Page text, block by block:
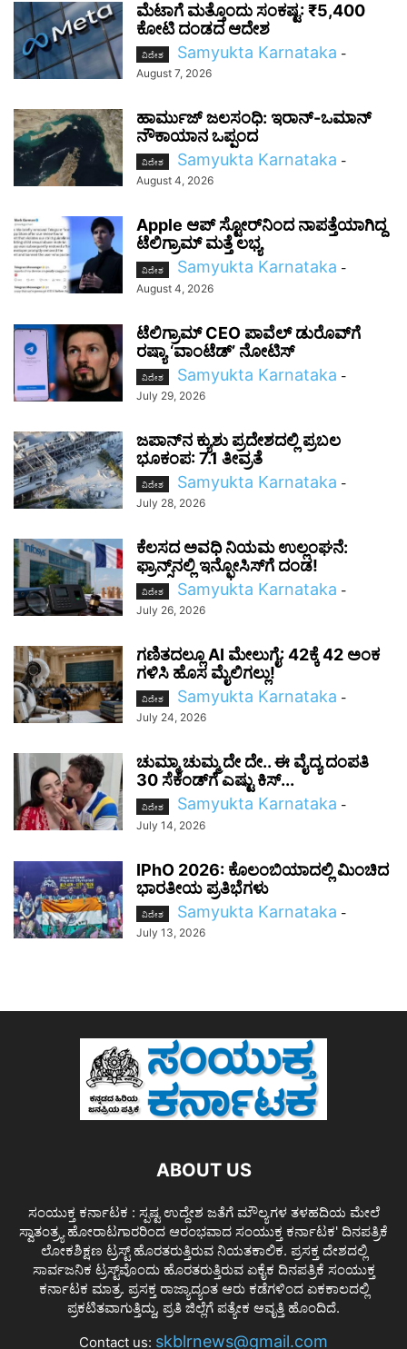
ಮೆಟಾಗೆ ಮತ್ತೊಂದು ಸಂಕಷ್ಟ: ₹5,400
ಕೋಟಿ ದಂಡದ ಆದೇಶ
ವಿದೇಶ Samyukta Karnataka -
August 7, 2026
ಹಾರ್ಮುಜ್ ಜಲಸಂಧಿ: ಇರಾನ್-ಒಮಾನ್
ನೌಕಾಯಾನ ಒಪ್ಪಂದ
ವಿದೇಶ Samyukta Karnataka -
August 4, 2026
Apple ಆಪ್ ಸ್ಟೋರ್‌ನಿಂದ ನಾಪತ್ತೆಯಾಗಿದ್ದ
ಟೆಲಿಗ್ರಾಮ್ ಮತ್ತೆ ಲಭ್ಯ
ವಿದೇಶ Samyukta Karnataka -
August 4, 2026
ಟೆಲಿಗ್ರಾಮ್ CEO ಪಾವೆಲ್ ಡುರೊವ್‌ಗೆ
ರಷ್ಯಾ ‘ವಾಂಟೆಡ್’ ನೋಟಿಸ್
ವಿದೇಶ Samyukta Karnataka -
July 29, 2026
ಜಪಾನ್‌ನ ಕ್ಯುಶು ಪ್ರದೇಶದಲ್ಲಿ ಪ್ರಬಲ
ಭೂಕಂಪ: 7.1 ತೀವ್ರತೆ
ವಿದೇಶ Samyukta Karnataka -
July 28, 2026
ಕೆಲಸದ ಅವಧಿ ನಿಯಮ ಉಲ್ಲಂಘನೆ:
ಫ್ರಾನ್ಸ್‌ನಲ್ಲಿ ಇನ್ಫೋಸಿಸ್‌ಗೆ ದಂಡ!
ವಿದೇಶ Samyukta Karnataka -
July 26, 2026
ಗಣಿತದಲ್ಲೂ AI ಮೇಲುಗೈ: 42ಕ್ಕೆ 42 ಅಂಕ
ಗಳಿಸಿ ಹೊಸ ಮೈಲಿಗಲ್ಲು!
ವಿದೇಶ Samyukta Karnataka -
July 24, 2026
ಚುಮ್ಮಾ ಚುಮ್ಮ ದೇ ದೇ.. ಈ ವೈದ್ಯ ದಂಪತಿ
30 ಸೆಕೆಂಡ್‌ಗೆ ಎಷ್ಟು ಕಿಸ್...
ವಿದೇಶ Samyukta Karnataka -
July 14, 2026
IPhO 2026: ಕೊಲಂಬಿಯಾದಲ್ಲಿ ಮಿಂಚಿದ
ಭಾರತೀಯ ಪ್ರತಿಭೆಗಳು
ವಿದೇಶ Samyukta Karnataka -
July 13, 2026
ABOUT US
ಸಂಯುಕ್ತ ಕರ್ನಾಟಕ : ಸ್ಪಷ್ಟ ಉದ್ದೇಶ ಜತೆಗೆ ಮೌಲ್ಯಗಳ ತಳಹದಿಯ ಮೇಲೆ
ಸ್ವಾತಂತ್ರ್ಯ ಹೋರಾಟಗಾರರಿಂದ ಆರಂಭವಾದ ಸಂಯುಕ್ತ ಕರ್ನಾಟಕ' ದಿನಪತ್ರಿಕೆ
ಲೋಕಶಿಕ್ಷಣ ಟ್ರಸ್ಟ್ ಹೊರತರುತ್ತಿರುವ ನಿಯತಕಾಲಿಕ. ಪ್ರಸಕ್ತ ದೇಶದಲ್ಲಿ
ಸಾರ್ವಜನಿಕ ಟ್ರಸ್ಟ್‌ವೊಂದು ಹೊರತರುತ್ತಿರುವ ಏಕೈಕ ದಿನಪತ್ರಿಕೆ ಸಂಯುಕ್ತ
ಕರ್ನಾಟಕ ಮಾತ್ರ. ಪ್ರಸಕ್ತ ರಾಜ್ಯಾದ್ಯಂತ ಆರು ಕಡೆಗಳಿಂದ ಏಕಕಾಲದಲ್ಲಿ
ಪ್ರಕಟಿತವಾಗುತ್ತಿದ್ದು, ಪ್ರತಿ ಜಿಲ್ಲೆಗೆ ಪತ್ಯೇಕ ಆವೃತ್ತಿ ಹೊಂದಿದೆ.
Contact us: skblrnews@gmail.com